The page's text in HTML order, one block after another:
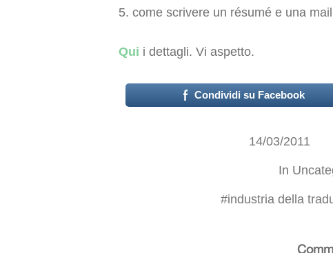
5. come scrivere un résumé e una
Qui i dettagli. Vi aspetto.
Condividi su Facebook
14/03/2011
In
#industria della